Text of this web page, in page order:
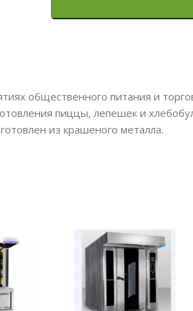
общественного питания и
пиццы, лепешек и
из крашеного металла.